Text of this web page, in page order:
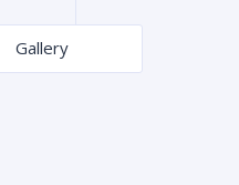
Gallery